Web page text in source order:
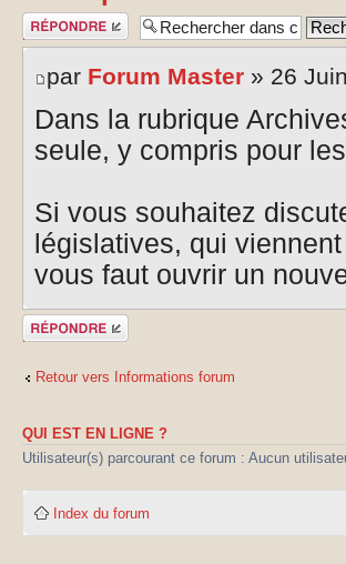
Publier une
réponse
par Forum Master » 26
Dans la rubrique
seule, y compris pour
Si vous souhaitez
législatives, qui
vous faut ouvrir un
Publier une
réponse
Retour vers Informations forum
QUI EST EN LIGNE ?
Utilisateur(s) parcourant ce forum : Aucun
Index du forum